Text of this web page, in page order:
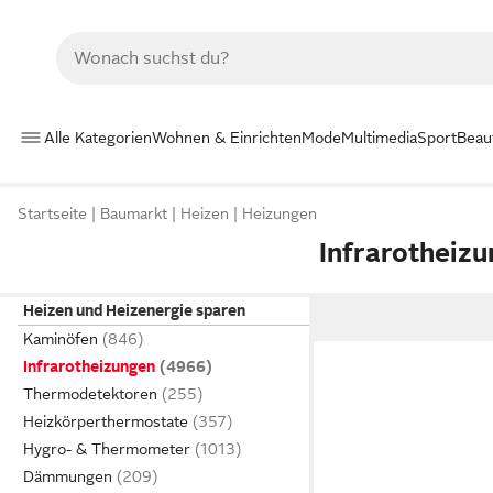
Alle KategorienWohnen & EinrichtenModeMultimediaSport
Startseite Baumarkt Heizen Heizungen
Heizen und Heizenergie sparen
Kaminöfen
Infrarotheizungen
Thermodetektoren
Heizkörperthermostate
Hygro- & Thermometer
Dämmungen